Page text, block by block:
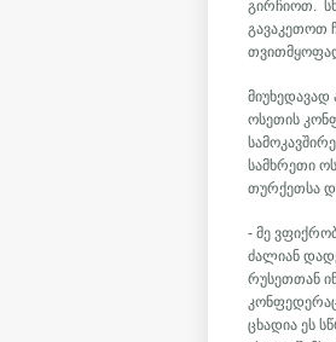
გირჩიოთ.
გავაკეთოთ
მიუხედავად
ოსეთის
სამხრეთი
თურქეთსა
- მე
ძალიან
რუსეთთან
ცხადია ეს